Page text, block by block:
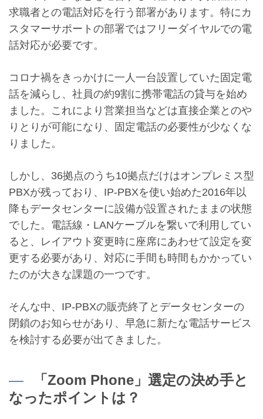
求職者との電話対応を行う部署があります。特にカ
スタマーサポートの部署ではフリーダイヤルでの電
話対応が必要です。
コロナ禍をきっかけに一人一台設置していた固定電
話を減らし、社員の約9割に携帯電話の貸与を始め
ました。これにより営業担当などは直接企業とのや
りとりが可能になり、固定電話の必要性が少なくな
りました。
しかし、36拠点のうち10拠点だけはオンプレミス型
PBXが残っており、IP-PBXを使い始めた2016年以
降もデータセンターに設備が設置されたままの状態
でした。電話線・LANケーブルを繋いで利用してい
ると、レイアウト変更時に座席にあわせて設定を変
更する必要があり、対応に手間も時間もかかってい
たのが大きな課題の一つです。
そんな中、IP-PBXの販売終了とデータセンターの
閉鎖のお知らせがあり、早急に新たな電話サービス
を検討する必要が出てきました。
「Zoom Phone」選定の決め手と
なったポイントは？